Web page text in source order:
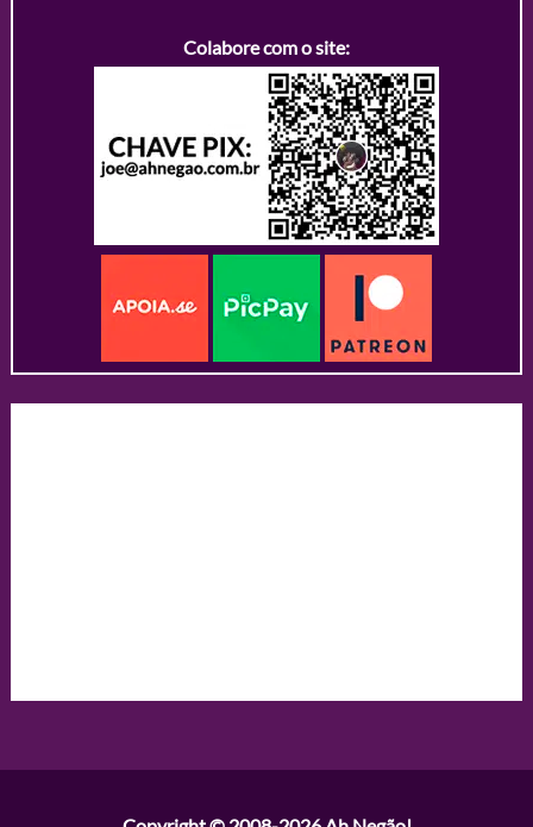
Colabore com o site: